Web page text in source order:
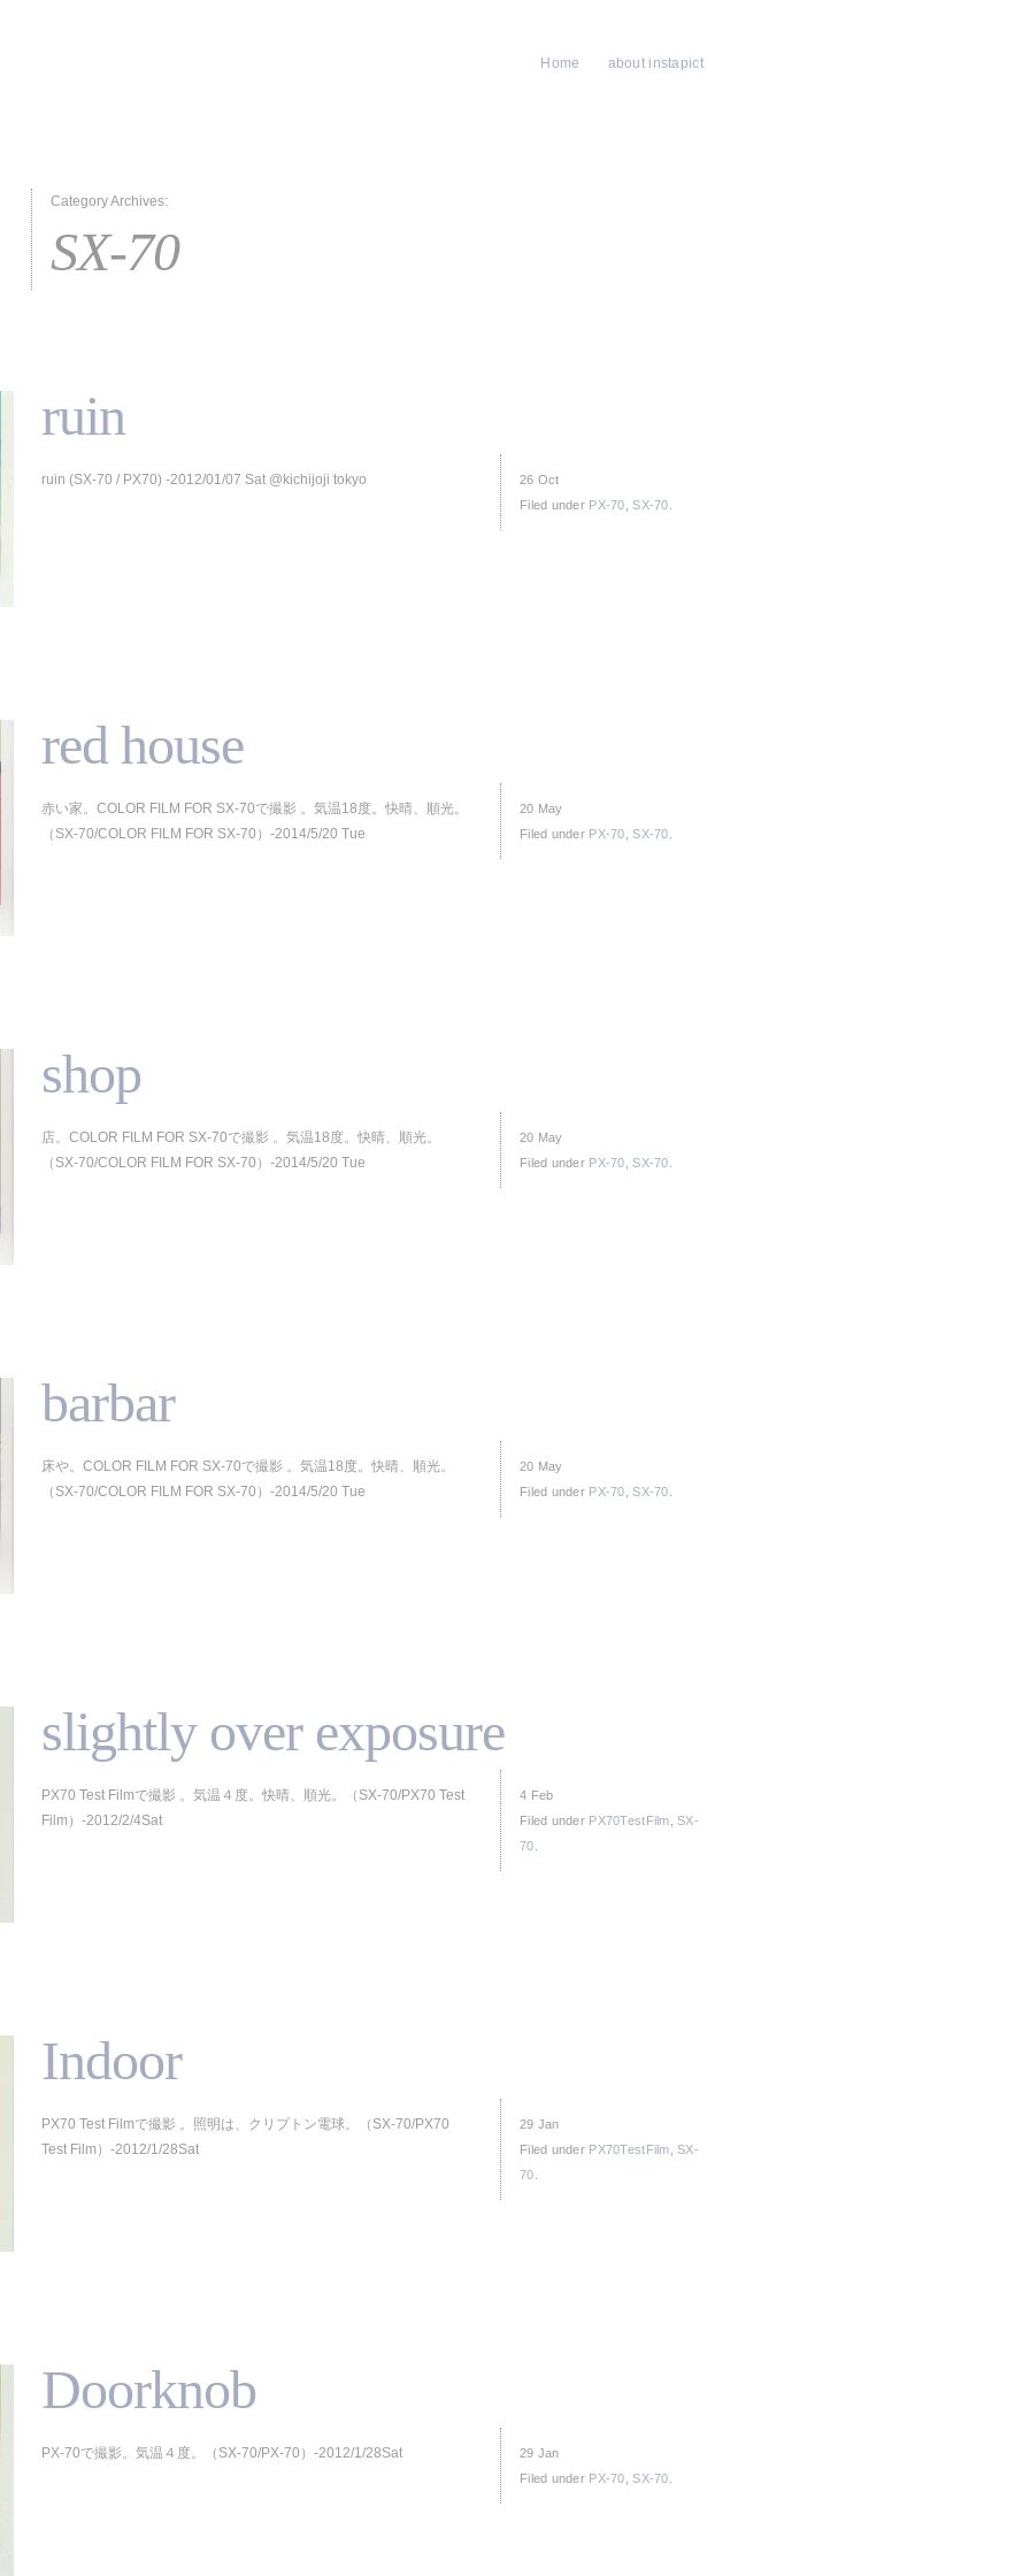
Home about instapict
Category Archives:
SX-70
ruin
26 Oct
Filed under PX-70 ,SX-70
ruin (SX-70 / PX70) -2012/01/07 Sat @kichijoji tokyo
red house
20 May
Filed under PX-70 ,SX-70
赤い家。COLOR FILM FOR SX-70で撮影 。気温18度。快晴、順光。
（SX-70/COLOR FILM FOR SX-70）-2014/5/20 Tue
shop
20 May
Filed under PX-70 ,SX-70
店。COLOR FILM FOR SX-70で撮影 。気温18度。快晴、順光。
（SX-70/COLOR FILM FOR SX-70）-2014/5/20 Tue
barbar
20 May
Filed under PX-70 ,SX-70
床や。COLOR FILM FOR SX-70で撮影 。気温18度。快晴、順光。
（SX-70/COLOR FILM FOR SX-70）-2014/5/20 Tue
slightly over exposure
4 Feb
Filed under PX70TestFilm ,SX-
70
PX70 Test Filmで撮影 。気温４度。快晴、順光。（SX-70/PX70 Test
Film）-2012/2/4Sat
Indoor
29 Jan
Filed under PX70TestFilm ,SX-
70
PX70 Test Filmで撮影 。照明は、クリプトン電球。（SX-70/PX70
Test Film）-2012/1/28Sat
Doorknob
29 Jan
Filed under PX-70 ,SX-70
PX-70で撮影。気温４度。（SX-70/PX-70）-2012/1/28Sat